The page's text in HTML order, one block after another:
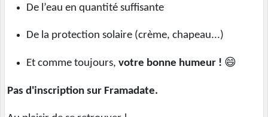
De l’eau en quantité suffisante
De la protection solaire (crème, chapeau...)
Et comme toujours, votre bonne humeur ! 😄
Pas d'inscription sur Framadate.